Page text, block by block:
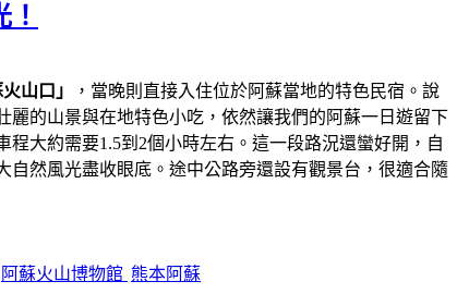
山口」
，當晚則直接入住位於阿蘇當地的特色民宿。說
的山景與在地特色小吃，依然讓我們的阿蘇一日遊留下
程大約需要1.5到2個小時左右。這一段路況還蠻好開，自
然風光盡收眼底。途中公路旁還設有觀景台，很適合隨
阿蘇火山博物館 熊本阿蘇